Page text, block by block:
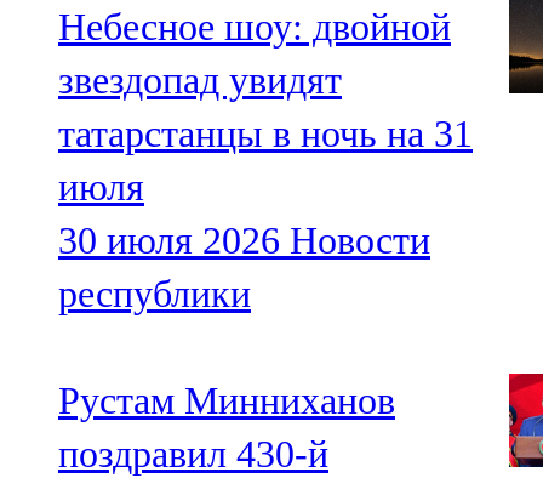
Небесное шоу: двойной
звездопад увидят
татарстанцы в ночь на 31
июля
30 июля 2026 Новости
республики
Рустам Минниханов
поздравил 430-й